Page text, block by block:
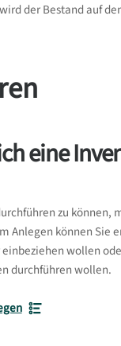
der Bestand auf
eine
zu können,
Anlegen können Sie
wollen
durchführen wollen.